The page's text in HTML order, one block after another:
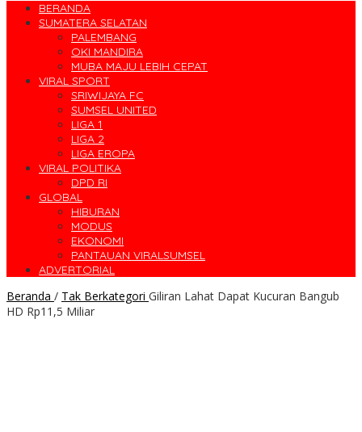
BERANDA
SUMATERA SELATAN
PALEMBANG
OKI MANDIRA
MUBA MAJU LEBIH CEPAT
VIRAL SPORT
SRIWIJAYA FC
SUMSEL UNITED
LIGA 1
LIGA 2
LIGA EROPA
VIRAL POLITIKA
DPD RI
GLOBAL
HIBURAN
MODUS
EKONOMI
PANTAUAN VIRALSUMSEL
ADVERTORIAL
Beranda / Tak Berkategori Giliran Lahat Dapat Kucuran Bangub
HD Rp11,5 Miliar